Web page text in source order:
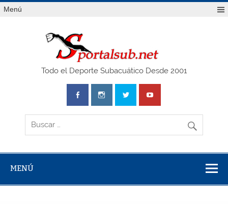
Saltar
alMenú
Todo el Deporte Subacuático Desde 2001
MENÚ